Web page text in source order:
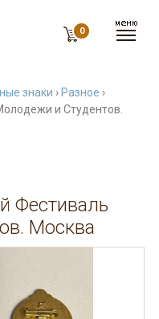
0
знаки › Разное ›
и Студентов.
Фестиваль
Москва